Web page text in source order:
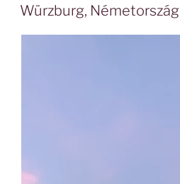
Würzburg, Németország